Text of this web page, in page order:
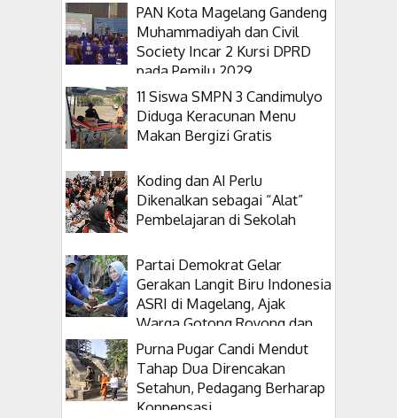
PAN Kota Magelang Gandeng
Muhammadiyah dan Civil
Society Incar 2 Kursi DPRD
pada Pemilu 2029
11 Siswa SMPN 3 Candimulyo
Diduga Keracunan Menu
Makan Bergizi Gratis
Koding dan AI Perlu
Dikenalkan sebagai “Alat”
Pembelajaran di Sekolah
Partai Demokrat Gelar
Gerakan Langit Biru Indonesia
ASRI di Magelang, Ajak
Warga Gotong Royong dan
Tanam Pohon
Purna Pugar Candi Mendut
Tahap Dua Direncakan
Setahun, Pedagang Berharap
Konpensasi